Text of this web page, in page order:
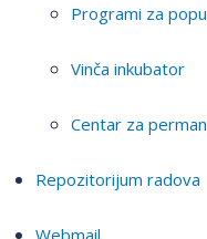
Programi za
Vinča inkubator
Centar za
Repozitorijum radova
Webmail